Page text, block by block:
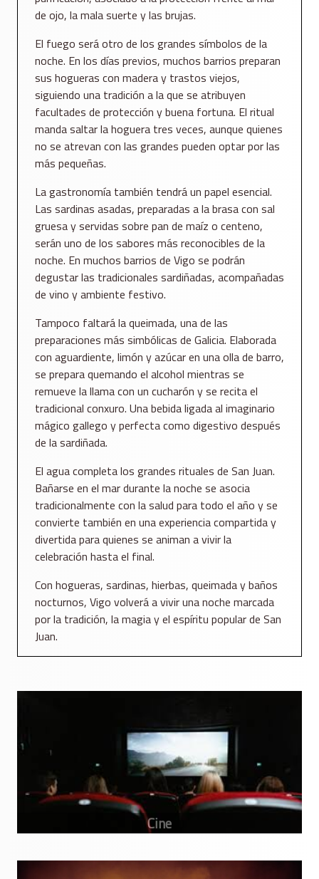
de ojo, la mala suerte y las brujas.
El fuego será otro de los grandes símbolos de la
noche. En los días previos, muchos barrios preparan
sus hogueras con madera y trastos viejos,
siguiendo una tradición a la que se atribuyen
facultades de protección y buena fortuna. El ritual
manda saltar la hoguera tres veces, aunque quienes
no se atrevan con las grandes pueden optar por las
más pequeñas.
La gastronomía también tendrá un papel esencial.
Las sardinas asadas, preparadas a la brasa con sal
gruesa y servidas sobre pan de maíz o centeno,
serán uno de los sabores más reconocibles de la
noche. En muchos barrios de Vigo se podrán
degustar las tradicionales sardiñadas, acompañadas
de vino y ambiente festivo.
Tampoco faltará la queimada, una de las
preparaciones más simbólicas de Galicia. Elaborada
con aguardiente, limón y azúcar en una olla de barro,
se prepara quemando el alcohol mientras se
remueve la llama con un cucharón y se recita el
tradicional conxuro. Una bebida ligada al imaginario
mágico gallego y perfecta como digestivo después
de la sardiñada.
El agua completa los grandes rituales de San Juan.
Bañarse en el mar durante la noche se asocia
tradicionalmente con la salud para todo el año y se
convierte también en una experiencia compartida y
divertida para quienes se animan a vivir la
celebración hasta el final.
Con hogueras, sardinas, hierbas, queimada y baños
nocturnos, Vigo volverá a vivir una noche marcada
por la tradición, la magia y el espíritu popular de San
Juan.